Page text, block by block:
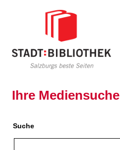
Ihre Mediensuche
Suche